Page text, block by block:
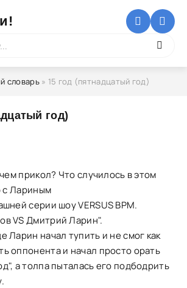
словарь» 15 год (пятнадцатый год)
год)
прикол? Что случилось в этом
с Лариным
серии шоу VERSUS BPM.
VS Дмитрий Ларин".
Ларин начал тупить и не смог как
оппонента и начал просто орать
а толпа пыталась его подбодрить